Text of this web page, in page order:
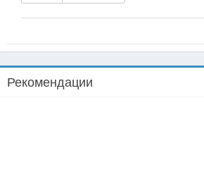
Рекомендации